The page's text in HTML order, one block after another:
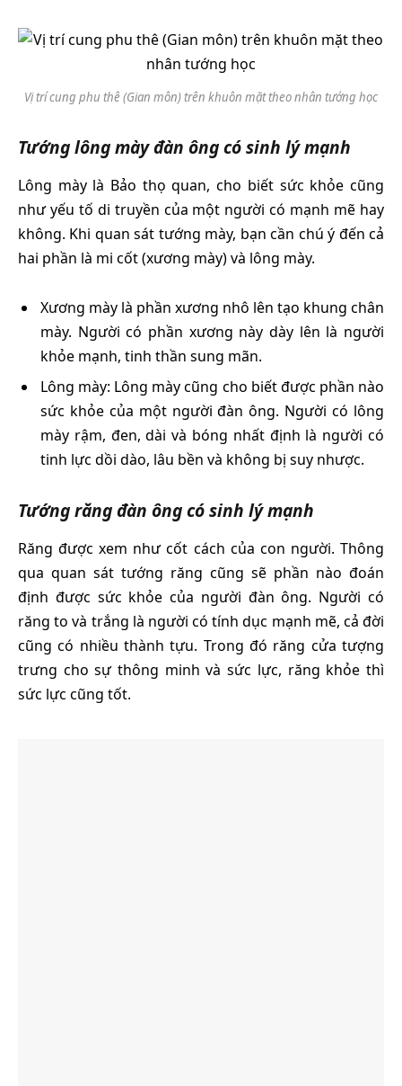
Vị trí cung phu thê (Gian môn) trên khuôn mặt theo nhân tướng học
Tướng lông mày đàn ông có sinh lý mạnh
Lông mày là Bảo thọ quan, cho biết sức khỏe cũng
như yếu tố di truyền của một người có mạnh mẽ hay
không. Khi quan sát tướng mày, bạn cần chú ý đến cả
hai phần là mi cốt (xương mày) và lông mày.
Xương mày là phần xương nhô lên tạo khung chân
mày. Người có phần xương này dày lên là người
khỏe mạnh, tinh thần sung mãn.
Lông mày: Lông mày cũng cho biết được phần nào
sức khỏe của một người đàn ông. Người có lông
mày rậm, đen, dài và bóng nhất định là người có
tinh lực dồi dào, lâu bền và không bị suy nhược.
Tướng răng đàn ông có sinh lý mạnh
Răng được xem như cốt cách của con người. Thông
qua quan sát tướng răng cũng sẽ phần nào đoán
định được sức khỏe của người đàn ông. Người có
răng to và trắng là người có tính dục mạnh mẽ, cả đời
cũng có nhiều thành tựu. Trong đó răng cửa tượng
trưng cho sự thông minh và sức lực, răng khỏe thì
sức lực cũng tốt.